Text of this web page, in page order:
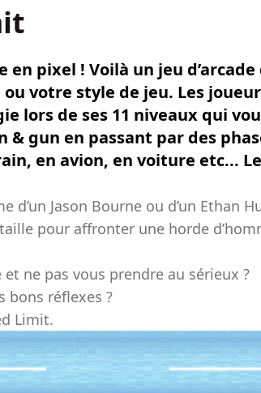
en pixel ! Voilà un jeu
votre style de jeu. Les
lors de ses 11 niveaux qui
& gun en passant par des
en avion, en voiture etc...
d’un Jason Bourne ou d’un Ethan
pour affronter une horde
ne pas vous prendre au sérieux ?
bons réflexes ?
Limit.